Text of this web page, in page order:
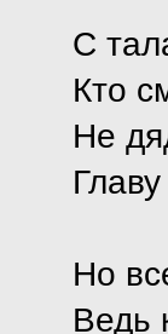
С
Кто
Не
Но
Ведь